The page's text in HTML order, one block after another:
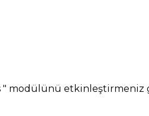
" modülünü etkinleştirmeniz